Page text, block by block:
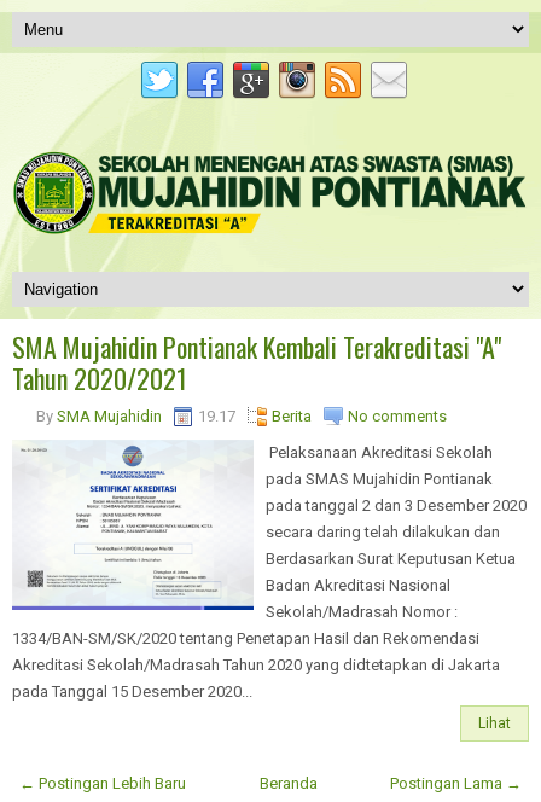
SMA Mujahidin Pontianak Kembali Terakreditasi "A"
Tahun 2020/2021
By SMA Mujahidin 19.17 Berita
No comments
Pelaksanaan Akreditasi Sekolah
pada SMAS Mujahidin Pontianak
pada tanggal 2 dan 3 Desember 2020
secara daring telah dilakukan dan
Berdasarkan Surat Keputusan Ketua
Badan Akreditasi Nasional
Sekolah/Madrasah Nomor :
1334/BAN-SM/SK/2020 tentang Penetapan Hasil dan Rekomendasi
Akreditasi Sekolah/Madrasah Tahun 2020 yang didtetapkan di Jakarta
pada Tanggal 15 Desember 2020...
Lihat
← Postingan Lebih Baru Postingan Lama →
Beranda